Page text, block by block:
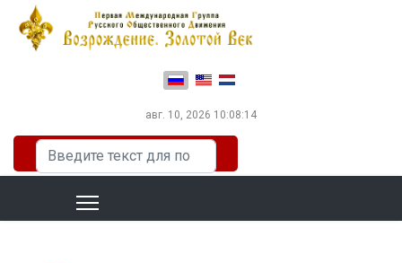
Выберите язык
авг. 10, 2026 10:08:15
Искать...